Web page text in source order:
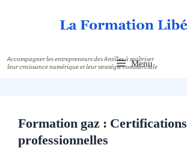
Menu
Formation gaz : Certifications
professionnelles